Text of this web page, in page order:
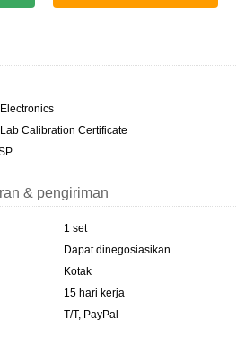
Calibration Certificate
& pengiriman
1 set
Dapat dinegosiasikan
Kotak
15 hari kerja
T/T, PayPal